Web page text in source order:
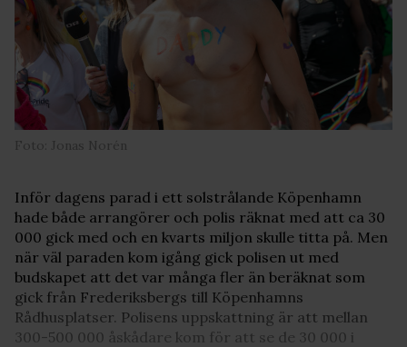
Foto: Jonas Norén
Inför dagens parad i ett solstrålande Köpenhamn
hade både arrangörer och polis räknat med att ca 30
000 gick med och en kvarts miljon skulle titta på. Men
när väl paraden kom igång gick polisen ut med
budskapet att det var många fler än beräknat som
gick från Frederiksbergs till Köpenhamns
Rådhusplatser. Polisens uppskattning är att mellan
300-500 000 åskådare kom för att se de 30 000 i